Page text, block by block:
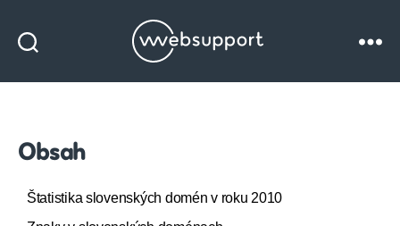
Websupport
Obsah
Štatistika slovenských domén v roku 2010